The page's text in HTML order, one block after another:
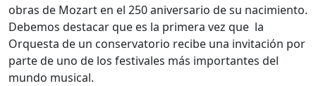
obras de Mozart en el 250 aniversario de su nacimiento.
Debemos destacar que es la primera vez que la
Orquesta de un conservatorio recibe una invitación por
parte de uno de los festivales más importantes del
mundo musical.